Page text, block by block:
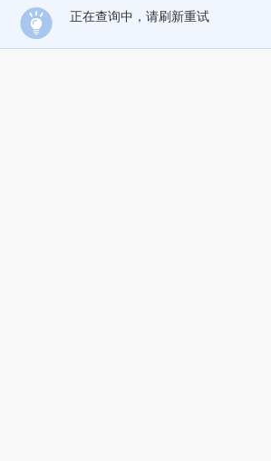
正在查询中，请刷新重试